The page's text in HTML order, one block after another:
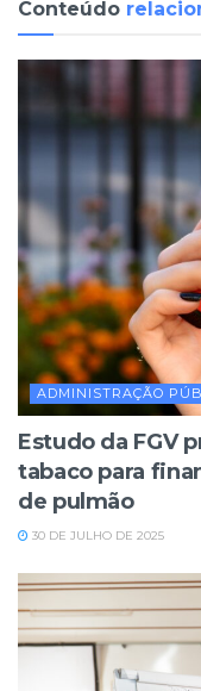
Conteúdo
ADMINISTRAÇÃO
Estudo da FGV
tabaco para
de pulmão
30 DE JULHO DE 2025